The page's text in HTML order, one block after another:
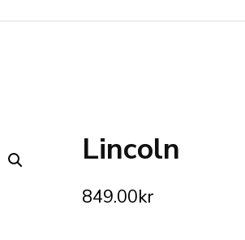
Lincoln
849.00kr